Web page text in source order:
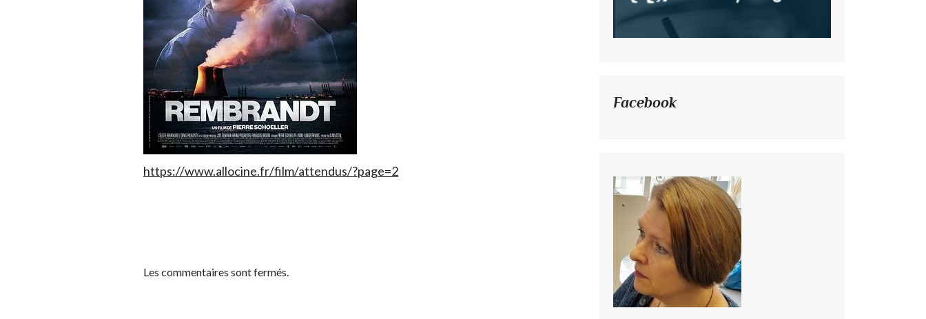
https://www.allocine.fr/film/attendus/?page=2
Les commentaires sont fermés.
Facebook